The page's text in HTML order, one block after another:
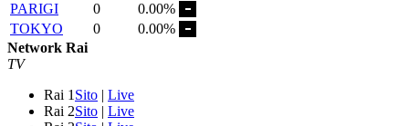
PARIGI
0
0.00%
TOKYO
0
0.00%
Network Rai
TV
Rai 1 Sito | Live
Rai 2Sito | Live